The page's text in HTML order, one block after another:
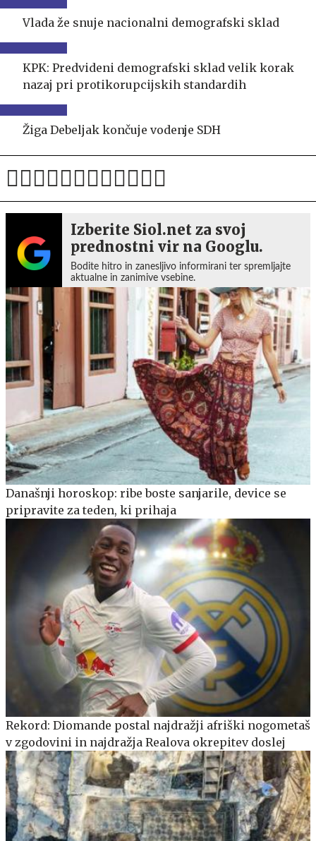
Vlada že snuje nacionalni demografski sklad
KPK: Predvideni demografski sklad velik korak
nazaj pri protikorupcijskih standardih
Žiga Debeljak končuje vodenje SDH
Izberite Siol.net za svoj
prednostni vir na Googlu.
Bodite hitro in zanesljivo informirani ter spremljajte
aktualne in zanimive vsebine.
Današnji horoskop: ribe boste sanjarile, device se
pripravite za teden, ki prihaja
Rekord: Diomande postal najdražji afriški nogometaš
v zgodovini in najdražja Realova okrepitev doslej